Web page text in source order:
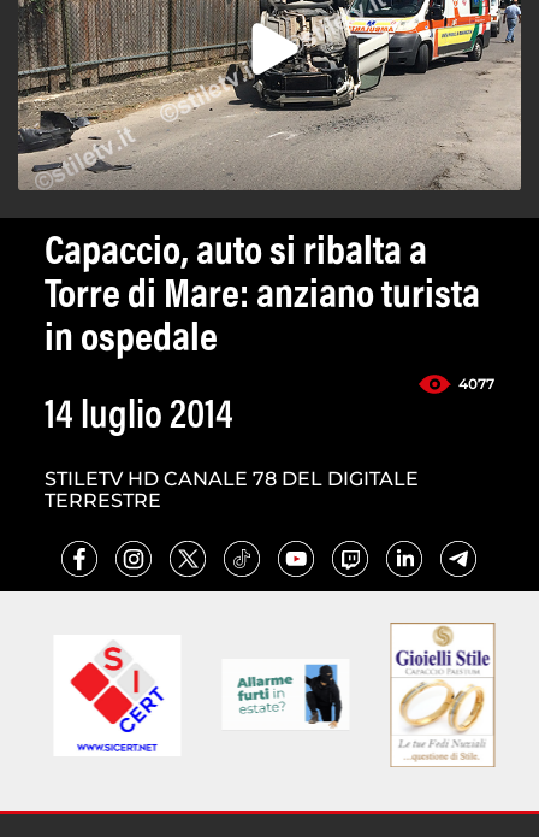
Capaccio, auto si ribalta a
Torre di Mare: anziano turista
in ospedale
4077
14 luglio 2014
STILETV HD CANALE 78 DEL DIGITALE
TERRESTRE